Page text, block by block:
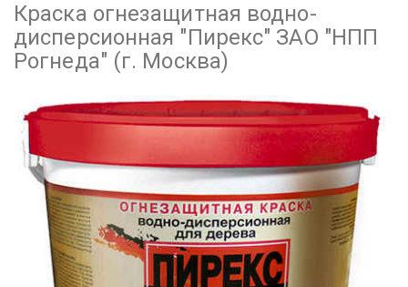
Краска огнезащитная водно-
дисперсионная "Пирекс" ЗАО "НПП
Рогнеда" (г. Москва)